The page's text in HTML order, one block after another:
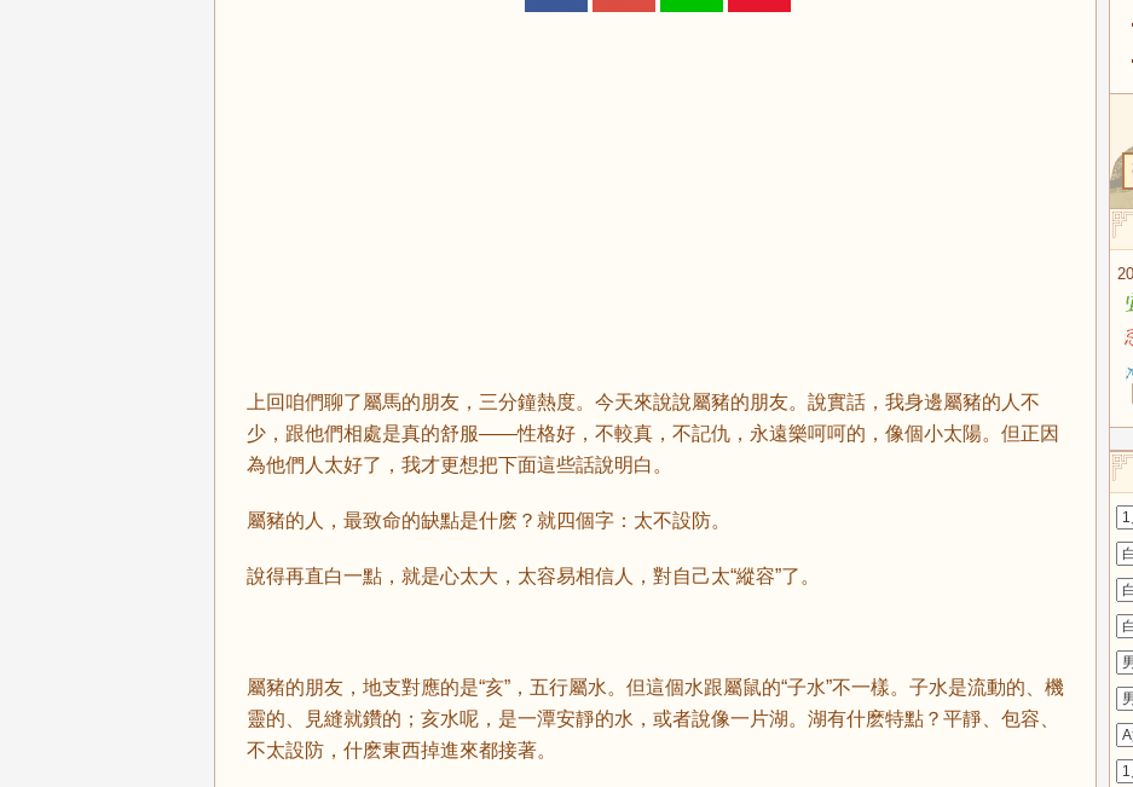
上回咱們聊了屬馬的朋友，三分鐘熱度。今天來說說屬豬的朋友。說實話，我身邊屬豬的人不
少，跟他們相處是真的舒服——性格好，不較真，不記仇，永遠樂呵呵的，像個小太陽。但正因
為他們人太好了，我才更想把下面這些話說明白。
屬豬的人，最致命的缺點是什麽？就四個字：太不設防。
說得再直白一點，就是心太大，太容易相信人，對自己太“縱容”了。
屬豬的朋友，地支對應的是“亥”，五行屬水。但這個水跟屬鼠的“子水”不一樣。子水是流動的、機
靈的、見縫就鑽的；亥水呢，是一潭安靜的水，或者說像一片湖。湖有什麽特點？平靜、包容、
不太設防，什麽東西掉進來都接著。